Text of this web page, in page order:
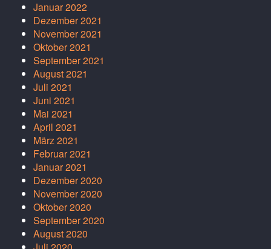
Januar 2022
Dezember 2021
November 2021
Oktober 2021
September 2021
August 2021
Juli 2021
Juni 2021
Mai 2021
April 2021
März 2021
Februar 2021
Januar 2021
Dezember 2020
November 2020
Oktober 2020
September 2020
August 2020